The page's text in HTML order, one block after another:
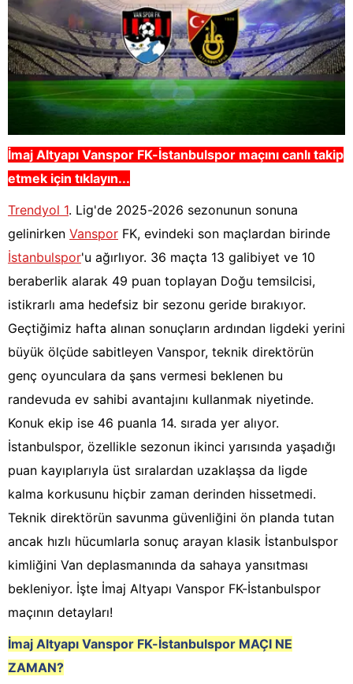
İmaj Altyapı Vanspor FK-İstanbulspor maçını canlı takip
etmek için tıklayın...
Trendyol 1. Lig'de 2025-2026 sezonunun sonuna
gelinirken Vanspor FK, evindeki son maçlardan birinde
İstanbulspor'u ağırlıyor. 36 maçta 13 galibiyet ve 10
beraberlik alarak 49 puan toplayan Doğu temsilcisi,
istikrarlı ama hedefsiz bir sezonu geride bırakıyor.
Geçtiğimiz hafta alınan sonuçların ardından ligdeki yerini
büyük ölçüde sabitleyen Vanspor, teknik direktörün
genç oyunculara da şans vermesi beklenen bu
randevuda ev sahibi avantajını kullanmak niyetinde.
Konuk ekip ise 46 puanla 14. sırada yer alıyor.
İstanbulspor, özellikle sezonun ikinci yarısında yaşadığı
puan kayıplarıyla üst sıralardan uzaklaşsa da ligde
kalma korkusunu hiçbir zaman derinden hissetmedi.
Teknik direktörün savunma güvenliğini ön planda tutan
ancak hızlı hücumlarla sonuç arayan klasik İstanbulspor
kimliğini Van deplasmanında da sahaya yansıtması
bekleniyor. İşte İmaj Altyapı Vanspor FK-İstanbulspor
maçının detayları!
İmaj Altyapı Vanspor FK-İstanbulspor MAÇI NE
ZAMAN?